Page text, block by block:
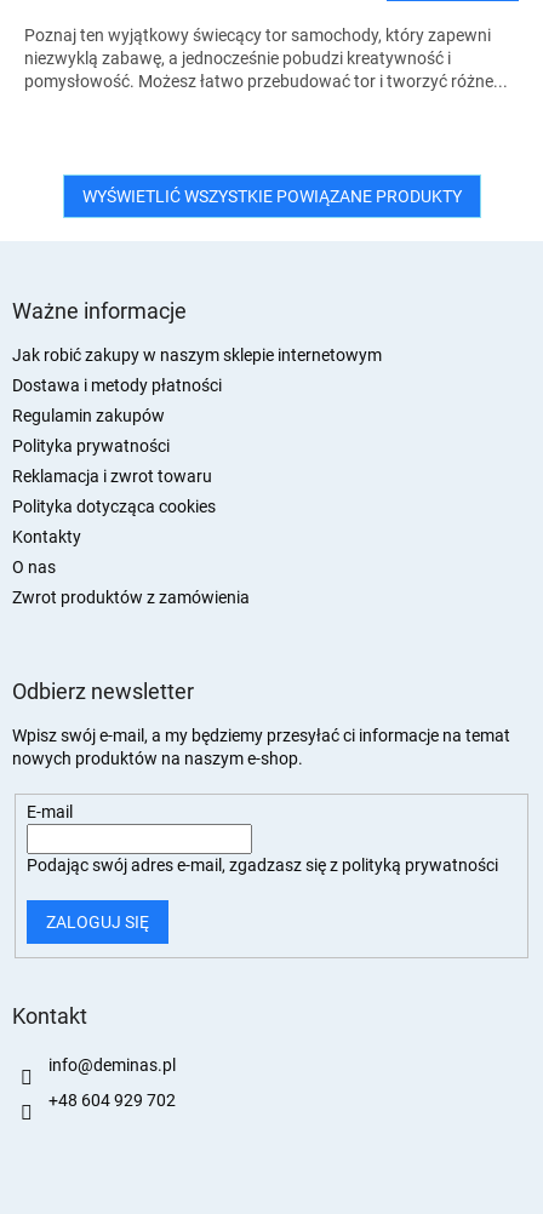
Poznaj ten wyjątkowy świecący tor samochody, który zapewni
niezwyklą zabawę, a jednocześnie pobudzi kreatywność i
pomysłowość. Możesz łatwo przebudować tor i tworzyć różne...
WYŚWIETLIĆ WSZYSTKIE POWIĄZANE PRODUKTY
Ważne informacje
Jak robić zakupy w naszym sklepie internetowym
Dostawa i metody płatności
Regulamin zakupów
Polityka prywatności
Reklamacja i zwrot towaru
Polityka dotycząca cookies
Kontakty
O nas
Zwrot produktów z zamówienia
Odbierz newsletter
Wpisz swój e-mail, a my będziemy przesyłać ci informacje na temat
nowych produktów na naszym e-shop.
E-mail
Podając swój adres e-mail, zgadzasz się z polityką prywatności
ZALOGUJ SIĘ
Kontakt
info@deminas.pl
+48 604 929 702